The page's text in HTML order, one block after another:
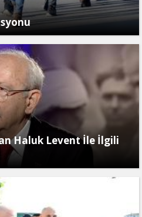
Haluk Levent İle İlgili